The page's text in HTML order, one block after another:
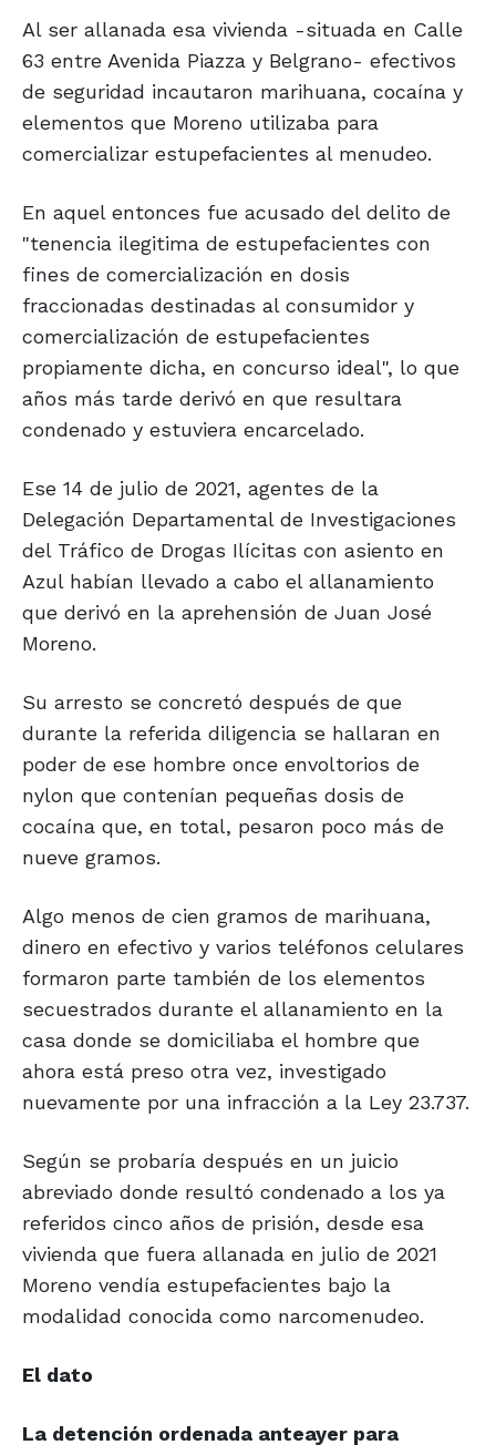
Al ser allanada esa vivienda -situada en Calle
63 entre Avenida Piazza y Belgrano- efectivos
de seguridad incautaron marihuana, cocaína y
elementos que Moreno utilizaba para
comercializar estupefacientes al menudeo.
En aquel entonces fue acusado del delito de
"tenencia ilegitima de estupefacientes con
fines de comercialización en dosis
fraccionadas destinadas al consumidor y
comercialización de estupefacientes
propiamente dicha, en concurso ideal", lo que
años más tarde derivó en que resultara
condenado y estuviera encarcelado.
Ese 14 de julio de 2021, agentes de la
Delegación Departamental de Investigaciones
del Tráfico de Drogas Ilícitas con asiento en
Azul habían llevado a cabo el allanamiento
que derivó en la aprehensión de Juan José
Moreno.
Su arresto se concretó después de que
durante la referida diligencia se hallaran en
poder de ese hombre once envoltorios de
nylon que contenían pequeñas dosis de
cocaína que, en total, pesaron poco más de
nueve gramos.
Algo menos de cien gramos de marihuana,
dinero en efectivo y varios teléfonos celulares
formaron parte también de los elementos
secuestrados durante el allanamiento en la
casa donde se domiciliaba el hombre que
ahora está preso otra vez, investigado
nuevamente por una infracción a la Ley 23.737.
Según se probaría después en un juicio
abreviado donde resultó condenado a los ya
referidos cinco años de prisión, desde esa
vivienda que fuera allanada en julio de 2021
Moreno vendía estupefacientes bajo la
modalidad conocida como narcomenudeo.
El dato
La detención ordenada anteayer para